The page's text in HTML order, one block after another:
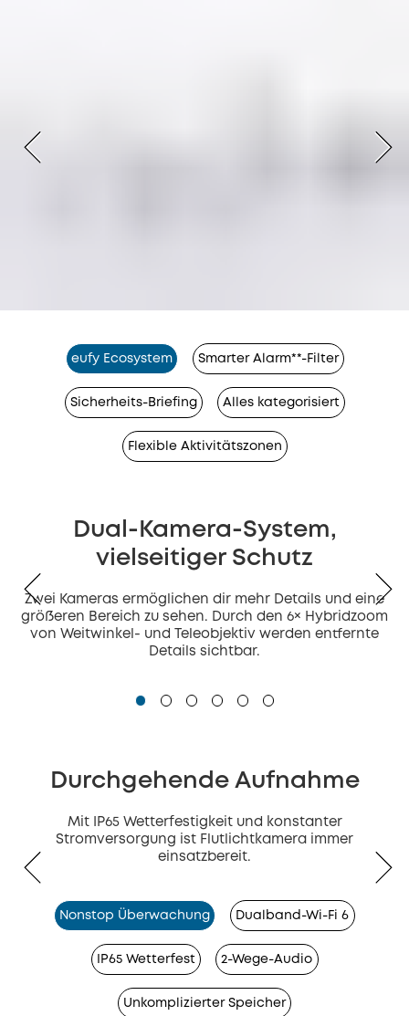
eufy Ecosystem Smarter Alarm**-Filter
Sicherheits-Briefing Alles kategorisiert
Flexible Aktivitätszonen
Dual-Kamera-System,
vielseitiger Schutz
Zwei Kameras ermöglichen dir mehr Details und eine
größeren Bereich zu sehen. Durch den 6× Hybridzoom
von Weitwinkel- und Teleobjektiv werden entfernte
Details sichtbar.
Durchgehende Aufnahme
Mit IP65 Wetterfestigkeit und konstanter
Stromversorgung ist Flutlichtkamera immer
einsatzbereit.
Nonstop Überwachung Dualband-Wi-Fi 6
IP65 Wetterfest 2-Wege-Audio
Unkomplizierter Speicher